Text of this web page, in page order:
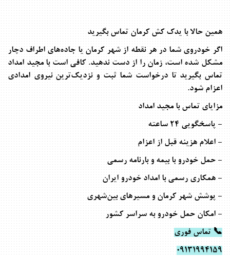
همین حالا با یدک کش کرمان تماس بگیرید
اگر خودروی شما در هر نقطه از شهر کرمان یا جاده‌های اطراف دچار
مشکل شده است، زمان را از دست ندهید. کافی است بامجید امداد
تماس بگیرید تا درخواست شما ثبت و نزدیک‌ترین نیروی امدادی
اعزام شود.
مزایای تماس با مجید امداد
- پاسخگویی ۲۴ ساعته
- اعلام هزینه قبل از اعزام
- حمل خودرو با بیمه و بارنامه رسمی
- همکاری رسمی با امداد خودرو ایران
- پوشش شهر کرمان و مسیرهای بین‌شهری
- امکان حمل خودرو به سراسر کشور
📞 تماس فوری
09131994159